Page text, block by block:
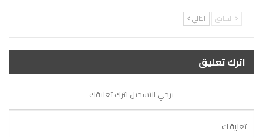
السابق التالي
اترك تعليق
يرجي التسجيل لترك تعليقك